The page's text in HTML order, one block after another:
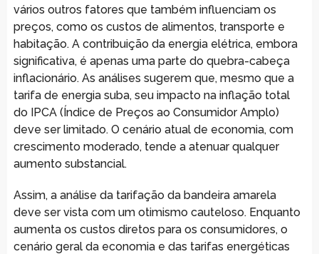
vários outros fatores que também influenciam os
preços, como os custos de alimentos, transporte e
habitação. A contribuição da energia elétrica, embora
significativa, é apenas uma parte do quebra-cabeça
inflacionário. As análises sugerem que, mesmo que a
tarifa de energia suba, seu impacto na inflação total
do IPCA (Índice de Preços ao Consumidor Amplo)
deve ser limitado. O cenário atual de economia, com
crescimento moderado, tende a atenuar qualquer
aumento substancial.
Assim, a análise da tarifação da bandeira amarela
deve ser vista com um otimismo cauteloso. Enquanto
aumenta os custos diretos para os consumidores, o
cenário geral da economia e das tarifas energéticas